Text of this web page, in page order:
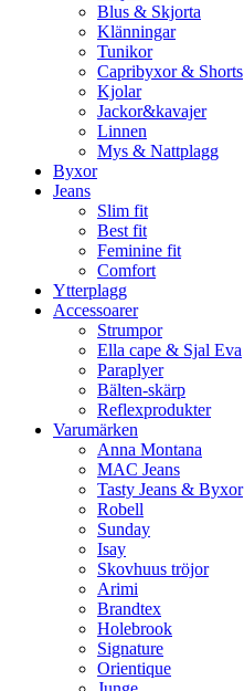
Blus & Skjorta
Klänningar
Tunikor
Capribyxor & Shorts
Kjolar
Jackor&kavajer
Linnen
Mys & Nattplagg
Byxor
Jeans
Slim fit
Best fit
Feminine fit
Comfort
Ytterplagg
Accessoarer
Strumpor
Ella cape & Sjal Eva
Paraplyer
Bälten-skärp
Reflexprodukter
Varumärken
Anna Montana
MAC Jeans
Tasty Jeans & Byxor
Robell
Sunday
Isay
Skovhuus tröjor
Arimi
Brandtex
Holebrook
Signature
Orientique